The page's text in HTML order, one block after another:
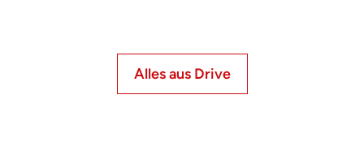
Alles aus Drive